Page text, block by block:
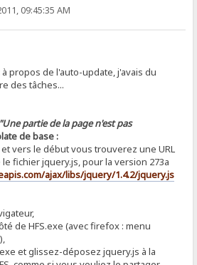
09:45:35 AM
propos de l'auto-update, j'avais du
des tâches...
"Une partie de la page n'est pas
de base :
et vers le début vous trouverez une URL
fichier jquery.js, pour la version 273a
ajax/libs/jquery/1.4.2/jquery.js
de HFS.exe (avec firefox : menu
et glissez-déposez jquery.js à la